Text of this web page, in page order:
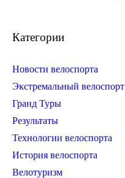
Категории
Новости велоспорта
Экстремальный велоспорт
Гранд Туры
Результаты
Технологии велоспорта
История велоспорта
Велотуризм